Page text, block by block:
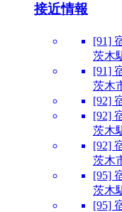
接近情報
[91]
茨木
[91]
茨木
[92]
[92]
茨木
[92]
茨木
[95]
茨木
[95]